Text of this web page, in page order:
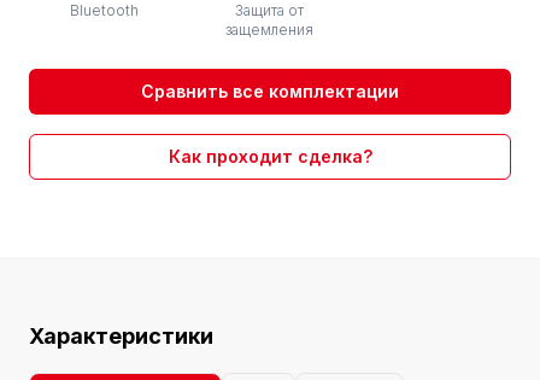
Bluetooth
Защита от
защемления
Сравнить все комплектации
Как проходит сделка?
Характеристики